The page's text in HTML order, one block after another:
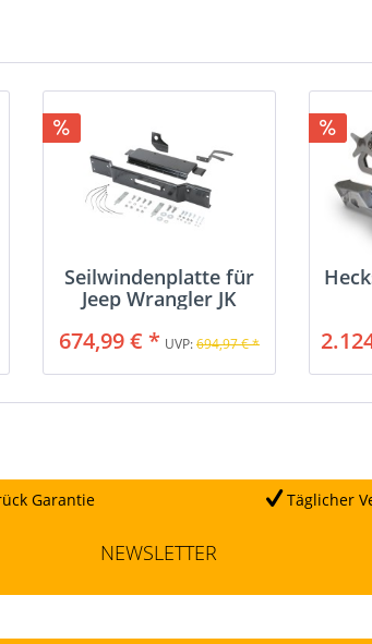
Seilwindenplatte für
Jeep Wrangler JK
674,99 € * UVP:694,97 € *
Garantie Täglicher
NEWSLETTER